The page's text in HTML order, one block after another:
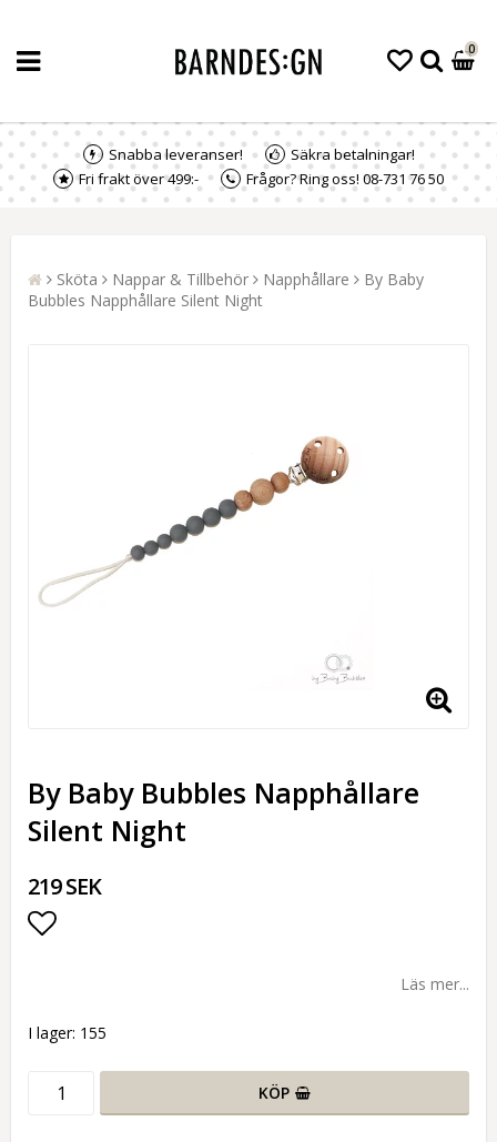
0
Snabba leveranser!
Säkra betalningar!
Fri frakt över 499:-
Frågor? Ring oss! 08-731 76 50
Sköta Nappar & Tillbehör Napphållare
By Baby
Bubbles Napphållare Silent Night
By Baby Bubbles Napphållare
Silent Night
219 SEK
Läs mer...
I lager: 155
KÖP